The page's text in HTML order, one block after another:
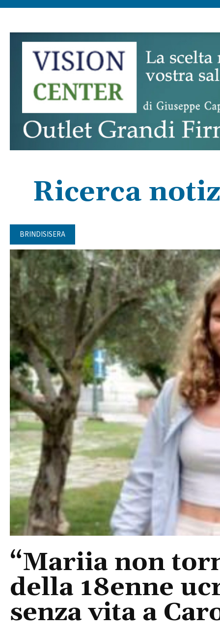
Ricerca
BRINDISISERA
“Mariia non
della 18enne
senza vita a